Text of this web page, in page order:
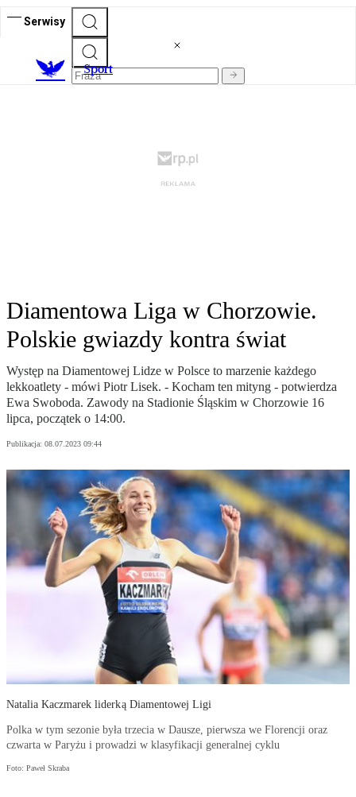
Serwisy
Sport
Diamentowa Liga w Chorzowie.
Polskie gwiazdy kontra świat
Występ na Diamentowej Lidze w Polsce to marzenie każdego
lekkoatlety - mówi Piotr Lisek. - Kocham ten mityng - potwierdza
Ewa Swoboda. Zawody na Stadionie Śląskim w Chorzowie 16
lipca, początek o 14:00.
Publikacja: 08.07.2023 09:44
Natalia Kaczmarek liderką Diamentowej Ligi
Polka w tym sezonie była trzecia w Dausze, pierwsza we Florencji oraz
czwarta w Paryżu i prowadzi w klasyfikacji generalnej cyklu
Foto: Paweł Skraba